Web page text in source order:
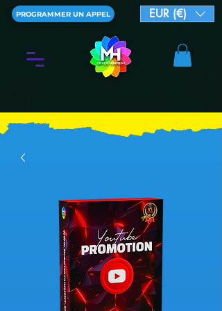
PROGRAMMER UN APPEL EUR (€)